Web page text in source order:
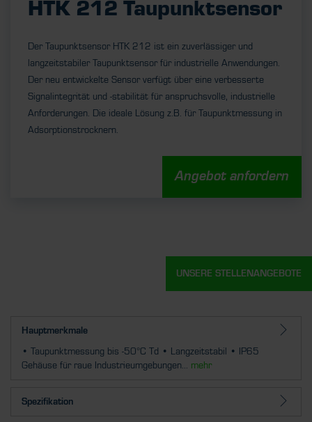
HTK 212 Taupunktsensor
Der Taupunktsensor HTK 212 ist ein zuverlässiger und
langzeitstabiler Taupunktsensor für industrielle Anwendungen.
Der neu entwickelte Sensor verfügt über eine verbesserte
Signalintegrität und -stabilität für anspruchsvolle, industrielle
Anforderungen. Die ideale Lösung z.B. für Taupunktmessung in
Adsorptionstrocknern.
Angebot anfordern
Hauptmerkmale
• Taupunktmessung bis -50°C Td • Langzeitstabil • IP65
Gehäuse für raue Industrieumgebungen... mehr
Spezifikation
UNSERE STELLENANGEBOTE